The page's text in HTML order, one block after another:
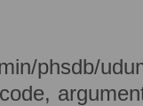
phsdb/